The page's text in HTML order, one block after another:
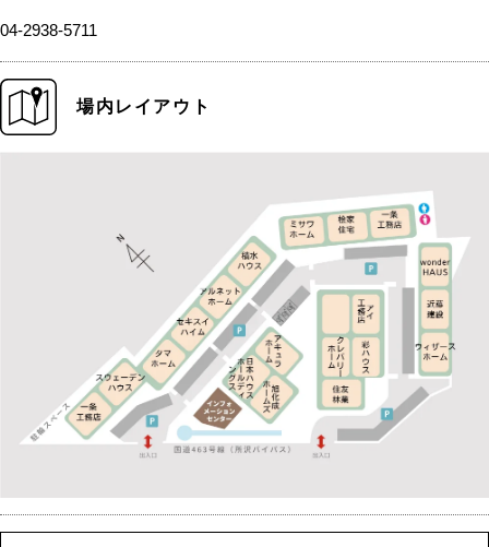
04-2938-5711
場内レイアウト